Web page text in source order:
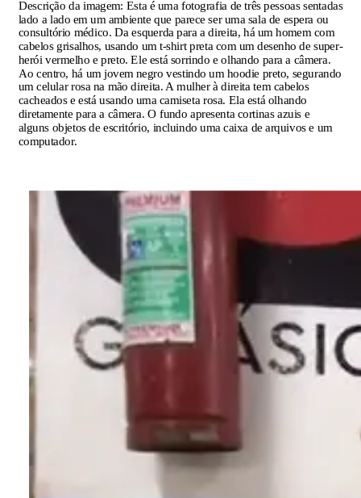
Descrição da imagem: Esta é uma fotografia de três pessoas sentadas
lado a lado em um ambiente que parece ser uma sala de espera ou
consultório médico. Da esquerda para a direita, há um homem com
cabelos grisalhos, usando um t-shirt preta com um desenho de super-
herói vermelho e preto. Ele está sorrindo e olhando para a câmera.
Ao centro, há um jovem negro vestindo um hoodie preto, segurando
um celular rosa na mão direita. A mulher à direita tem cabelos
cacheados e está usando uma camiseta rosa. Ela está olhando
diretamente para a câmera. O fundo apresenta cortinas azuis e
alguns objetos de escritório, incluindo uma caixa de arquivos e um
computador.